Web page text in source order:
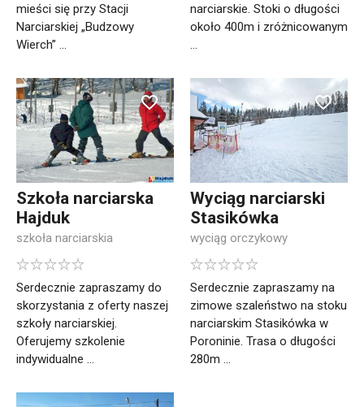
mieści się przy Stacji
Narciarskiej „Budzowy
Wierch” ...
narciarskie. Stoki o długości
około 400m i zróżnicowanym
...
Szkoła narciarska
Hajduk
szkoła narciarskia
Serdecznie zapraszamy do
skorzystania z oferty naszej
szkoły narciarskiej.
Oferujemy szkolenie
indywidualne ...
Wyciąg narciarski
Stasikówka
wyciąg orczykowy
Serdecznie zapraszamy na
zimowe szaleństwo na stoku
narciarskim Stasikówka w
Poroninie. Trasa o długości
280m ...